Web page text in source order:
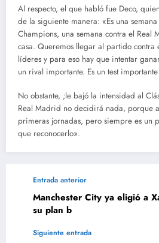
Al respecto, el que habló fue Deco,
de la siguiente manera: «Es una
Champions, una semana contra el Real
casa. Queremos llegar al partido contra
líderes y para eso hay que intentar
un rival importante. Es un test
No obstante, ;le bajó la intensidad al
Real Madrid no decidirá nada, porque
primeras jornadas, pero siempre es un
que reconocerlo».
Entrada anterior
Manchester City ya eligió a
su plan b
Siguiente entrada